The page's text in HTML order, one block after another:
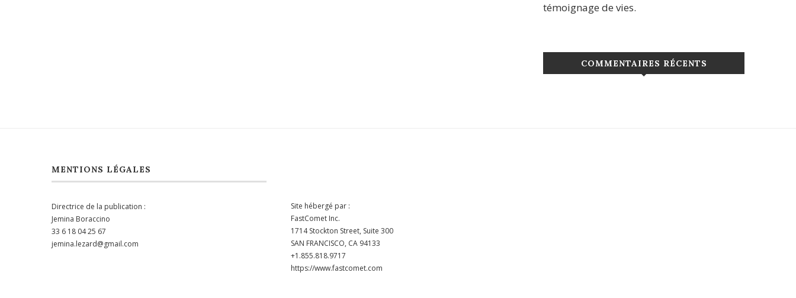
témoignage de vies.
COMMENTAIRES RÉCENTS
MENTIONS LÉGALES
Directrice de la publication :
Jemina Boraccino
33 6 18 04 25 67
jemina.lezard@gmail.com
Site hébergé par :
FastComet Inc.
1714 Stockton Street, Suite 300
SAN FRANCISCO, CA 94133
+1.855.818.9717
https://www.fastcomet.com